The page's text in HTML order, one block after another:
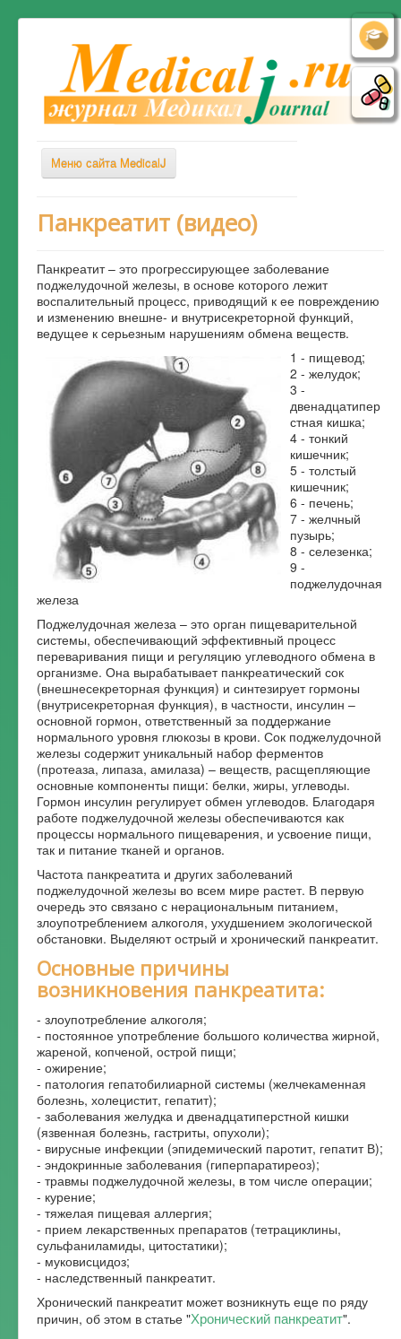
Меню сайта MedicalJ
Весь Медикал
Симптомы
Заболевания
Диагностика
Лечение
Советы врача
Альтернативная медицина
Форум
Панкреатит (видео)
Панкреатит – это прогрессирующее заболевание
поджелудочной железы, в основе которого лежит
воспалительный процесс, приводящий к ее повреждению
и изменению внешне- и внутрисекреторной функций,
ведущее к серьезным нарушениям обмена веществ.
1 - пищевод;
2 - желудок;
3 -
двенадцатипер
стная кишка;
4 - тонкий
кишечник;
5 - толстый
кишечник;
6 - печень;
7 - желчный
пузырь;
8 - селезенка;
9 -
поджелудочная
железа
Поджелудочная железа – это орган пищеварительной
системы, обеспечивающий эффективный процесс
переваривания пищи и регуляцию углеводного обмена в
организме. Она вырабатывает панкреатический сок
(внешнесекреторная функция) и синтезирует гормоны
(внутрисекреторная функция), в частности, инсулин –
основной гормон, ответственный за поддержание
нормального уровня глюкозы в крови. Сок поджелудочной
железы содержит уникальный набор ферментов
(протеаза, липаза, амилаза) – веществ, расщепляющие
основные компоненты пищи: белки, жиры, углеводы.
Гормон инсулин регулирует обмен углеводов. Благодаря
работе поджелудочной железы обеспечиваются как
процессы нормального пищеварения, и усвоение пищи,
так и питание тканей и органов.
Частота панкреатита и других заболеваний
поджелудочной железы во всем мире растет. В первую
очередь это связано с нерациональным питанием,
злоупотреблением алкоголя, ухудшением экологической
обстановки. Выделяют острый и хронический панкреатит.
Основные причины
возникновения панкреатита:
- злоупотребление алкоголя;
- постоянное употребление большого количества жирной,
жареной, копченой, острой пищи;
- ожирение;
- патология гепатобилиарной системы (желчекаменная
болезнь, холецистит, гепатит);
- заболевания желудка и двенадцатиперстной кишки
(язвенная болезнь, гастриты, опухоли);
- вирусные инфекции (эпидемический паротит, гепатит В);
- эндокринные заболевания (гиперпаратиреоз);
- травмы поджелудочной железы, в том числе операции;
- курение;
- тяжелая пищевая аллергия;
- прием лекарственных препаратов (тетрациклины,
сульфаниламиды, цитостатики);
- муковисцидоз;
- наследственный панкреатит.
Хронический панкреатит может возникнуть еще по ряду
причин, об этом в статье "Хронический панкреатит".